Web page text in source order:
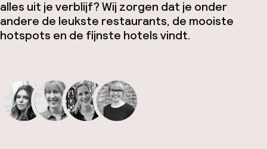
alles uit je verblijf? Wij zorgen dat je onder
andere de leukste restaurants, de mooiste
hotspots en de fijnste hotels vindt.